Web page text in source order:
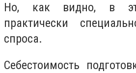
Но, как видно, в
практически
спроса.
Себестоимость